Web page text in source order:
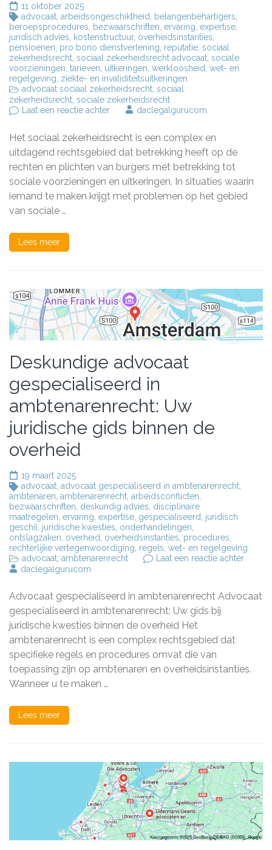
11 oktober 2025
advocaat arbeidsongeschiktheid belangenbehartigers
beroepsprocedures bezwaarschriften ervaring expertise
juridisch advies kostenstructuur, overheidsinstanties
pensioenen pro bono dienstverlening reputatie sociaal
zekerheidsrecht sociaal zekerheidsrecht advocaat sociale
voorzieningen tarieven uitkeringen werkloosheid wet- en
regelgeving ziekte- en invaliditeitsuitkeringen
advocaat sociaal zekerheidsrecht sociaal
zekerheidsrecht sociale zekerheidsrecht
Laat een reactie achterop
van
een
Sociaal
Zekerheidsrecht
Advocaat
in
Nederland
daclegalgurucom
Het sociaal zekerheidsrecht is een complex en
uitdagend rechtsgebied dat betrekking heeft op de
rechten en plichten van burgers met betrekking tot
sociale voorzieningen en uitkeringen. In situaties waarin
iemand te maken krijgt met problemen op het gebied
van sociale …
Lees meer
Deskundige advocaat
gespecialiseerd in
ambtenarenrecht: Uw
juridische gids binnen de
overheid
19 maart 2025
advocaat, advocaat gespecialiseerd in ambtenarenrecht,
ambtenaren, ambtenarenrecht, arbeidsconflicten,
bezwaarschriften, deskundig advies, disciplinaire
maatregelen, ervaring, expertise, gespecialiseerd, juridisch
geschil, juridische kwesties, onderhandelingen,
ontslagzaken, overheid, overheidsinstanties, procedures,
rechterlijke vertegenwoordiging, regels, wet- en regelgeving
advocaat, ambtenarenrecht Laat een reactie achterop
in
daclegalgurucom
Advocaat gespecialiseerd in ambtenarenrecht Advocaat
gespecialiseerd in ambtenarenrecht: Uw gids bij
juridische kwesties binnen de overheid Het
ambtenarenrecht is een complex rechtsgebied dat
specifieke regels en procedures omvat die van
toepassing zijn op ambtenaren en overheidsinstanties.
Wanneer u te maken …
Lees meer